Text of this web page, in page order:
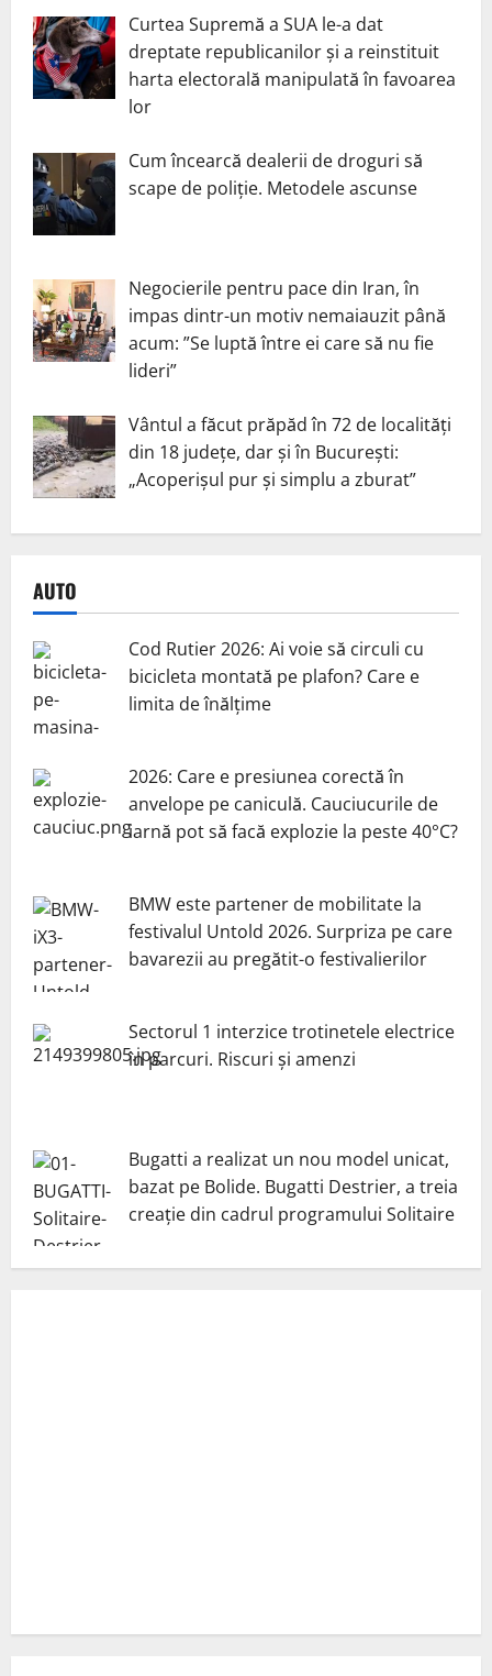
Curtea Supremă a SUA le-a dat
dreptate republicanilor și a reinstituit
harta electorală manipulată în favoarea
lor
Cum încearcă dealerii de droguri să
scape de poliție. Metodele ascunse
Negocierile pentru pace din Iran, în
impas dintr-un motiv nemaiauzit până
acum: ”Se luptă între ei care să nu fie
lideri”
Vântul a făcut prăpăd în 72 de localități
din 18 județe, dar și în București:
„Acoperișul pur și simplu a zburat”
AUTO
Cod Rutier 2026: Ai voie să circuli cu
bicicleta montată pe plafon? Care e
limita de înălțime
2026: Care e presiunea corectă în
anvelope pe caniculă. Cauciucurile de
iarnă pot să facă explozie la peste 40°C?
BMW este partener de mobilitate la
festivalul Untold 2026. Surpriza pe care
bavarezii au pregătit-o festivalierilor
Sectorul 1 interzice trotinetele electrice
în parcuri. Riscuri și amenzi
Bugatti a realizat un nou model unicat,
bazat pe Bolide. Bugatti Destrier, a treia
creație din cadrul programului Solitaire